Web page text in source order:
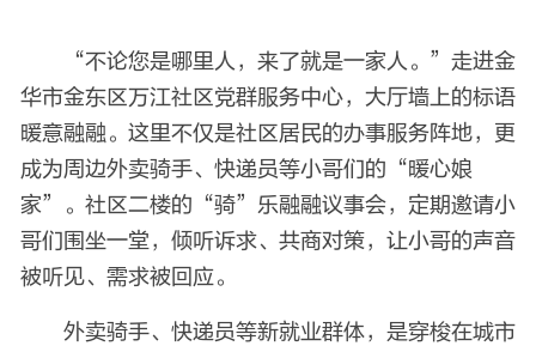
“不论您是哪里人，来了就是一家人。”走进金
华市金东区万江社区党群服务中心，大厅墙上的标语
暖意融融。这里不仅是社区居民的办事服务阵地，更
成为周边外卖骑手、快递员等小哥们的“暖心娘
家”。社区二楼的“骑”乐融融议事会，定期邀请小
哥们围坐一堂，倾听诉求、共商对策，让小哥的声音
被听见、需求被回应。
外卖骑手、快递员等新就业群体，是穿梭在城市